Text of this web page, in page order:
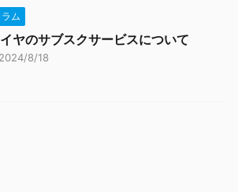
ラム
ヤのサブスクサービスについて
2024/8/18